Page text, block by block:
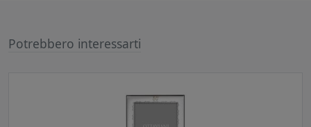
Potrebbero interessarti